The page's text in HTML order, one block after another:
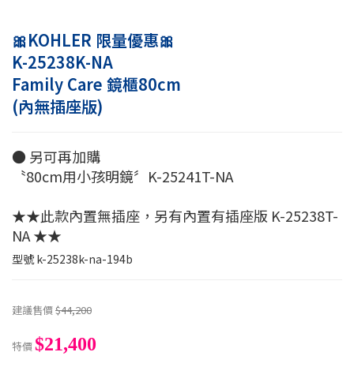
🎀KOHLER 限量優惠🎀
K-25238K-NA
Family Care 鏡櫃80cm
(內無插座版)
● 另可再加購
〝80cm用小孩明鏡〞K-25241T-NA
★★此款內置無插座，另有內置有插座版 K-25238T-
NA ★★
型號k-25238k-na-194b
建議售價$44,200
特價$21,400